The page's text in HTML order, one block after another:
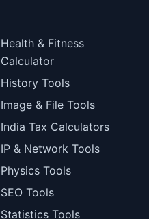
Health & Fitness
Calculator
History Tools
Image & File Tools
India Tax Calculators
IP & Network Tools
Physics Tools
SEO Tools
Statistics Tools